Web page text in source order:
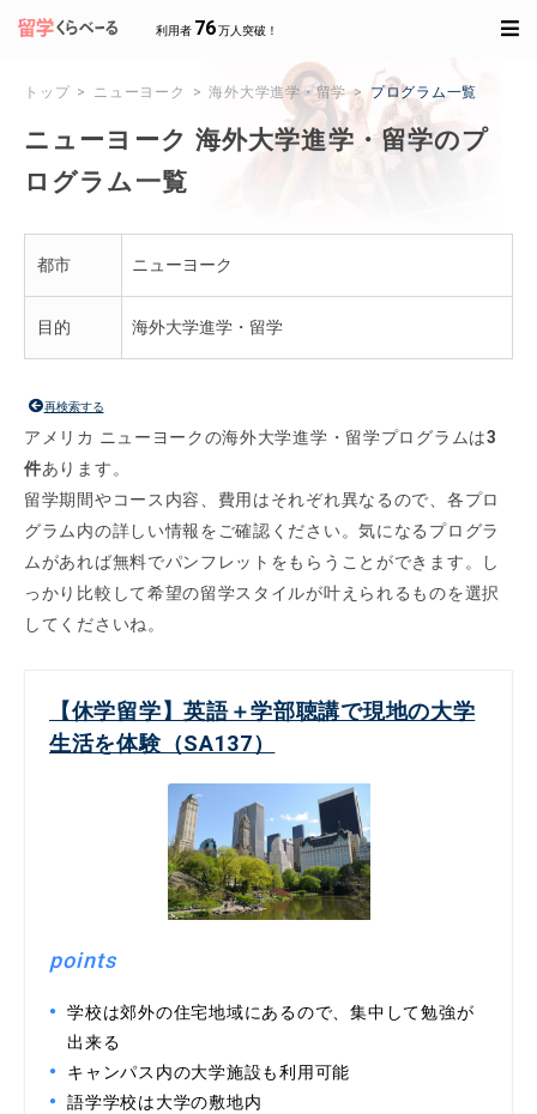
利用者 76万人突破！
トップ ニューヨーク 海外大学進学・留学 プログラム一覧
ニューヨーク 海外大学進学・留学のプ
ログラム一覧
都市 ニューヨーク
目的 海外大学進学・留学
再検索する
アメリカ ニューヨークの海外大学進学・留学プログラムは3
件あります。
留学期間やコース内容、費用はそれぞれ異なるので、各プロ
グラム内の詳しい情報をご確認ください。気になるプログラ
ムがあれば無料でパンフレットをもらうことができます。し
っかり比較して希望の留学スタイルが叶えられるものを選択
してくださいね。
【休学留学】英語＋学部聴講で現地の大学
生活を体験（SA137）
points
学校は郊外の住宅地域にあるので、集中して勉強が
出来る
キャンパス内の大学施設も利用可能
語学学校は大学の敷地内